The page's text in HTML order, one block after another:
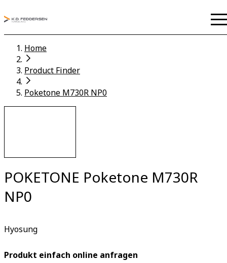
Home
Product Finder
Poketone M730R NP0
POKETONE Poketone M730R
NP0
Hyosung
Produkt einfach online anfragen